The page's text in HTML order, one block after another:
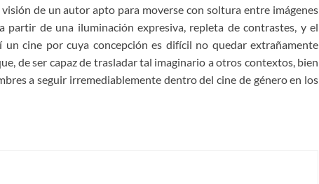
de un autor apto para moverse con soltura entre imágenes
partir de una iluminación expresiva, repleta de contrastes, y el
cine por cuya concepción es difícil no quedar extrañamente
de ser capaz de trasladar tal imaginario a otros contextos, bien
a seguir irremediablemente dentro del cine de género en los